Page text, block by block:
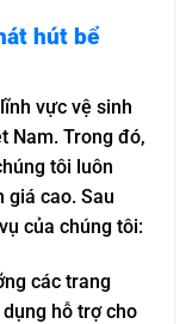
hút bể
vực vệ sinh
Nam. Trong đó,
tôi luôn
giá cao. Sau
của chúng tôi:
các trang
hỗ trợ cho